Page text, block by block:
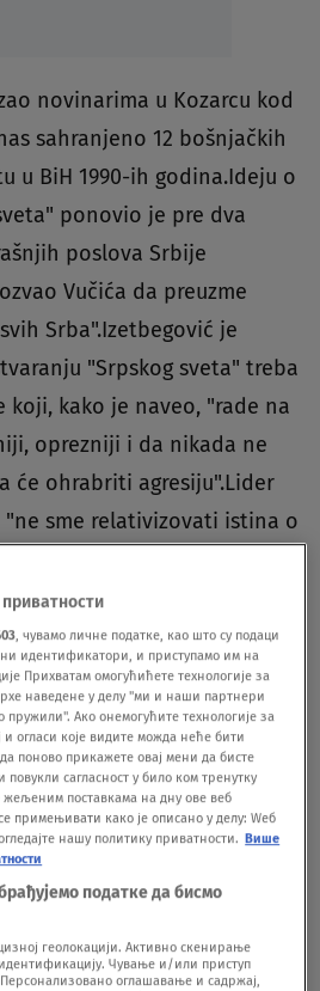
novinarima u Kozarcu kod
sahranjeno 12 bošnjačkih
u BiH 1990-ih godina.Ideju o
ponovio je pre dva
poslova Srbije
Vučića da preuzme
Srba".Izetbegović je
"Srpskog sveta" treba
koji, kako je naveo, "rade na
oprezniji i da nikada ne
će ohrabriti agresiju".Lider
"ne sme relativizovati istina o
pokušaja stvaranja
u Bosni i
se izjednačavati strane,
sukobu', to je bila agresija,
kazao je Izetbegović o
njegovim rečima, i u Krajini
genocid, koji je jednak
da je u Srebrenici "bio
na BiH, genocid u BiH,
je srpska strana, da ne
kažem srpska strana, jer su
, чувамо личне податке, као што су подаци
идентификатори, и приступамо им на
Прихватам омогућићете технологије за
наведене у делу "ми и наши партнери
пружили". Ако онемогућите технологије за
огласи које видите можда неће бити
поново прикажете овај мени да бисте
сагласност у било ком тренутку
поставкама на дну ове веб
примењивати како је описано у делу: Wеб
нашу политику приватности. Више
податке да бисмо
геолокацији. Активно скенирање
Чување и/или приступ
оглашавање и садржај,